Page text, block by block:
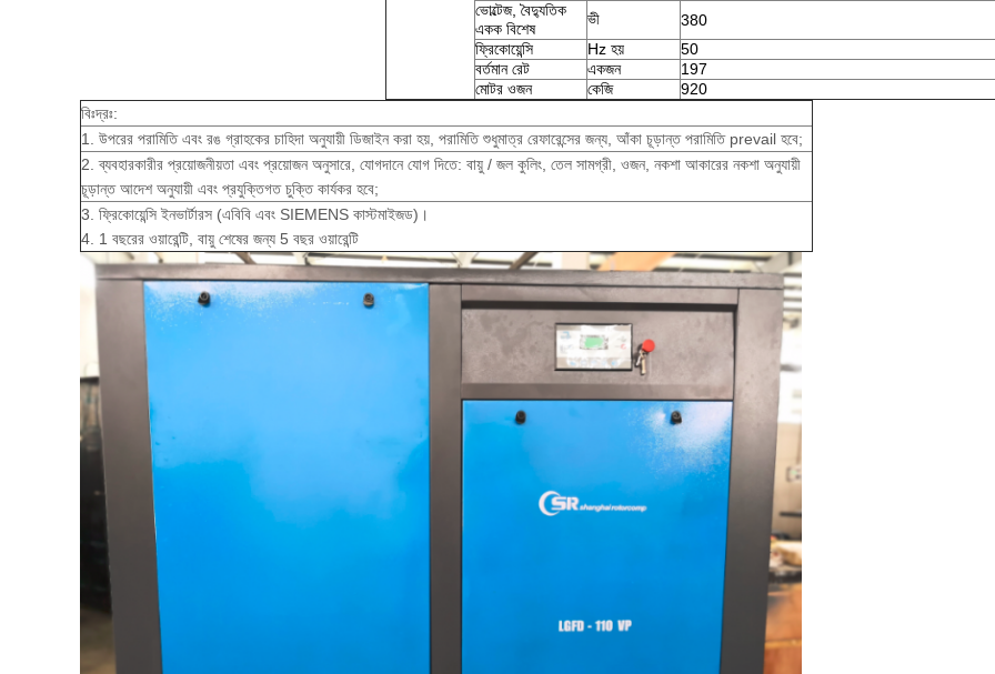
ভোল্টেজ, বৈদ্যুতিক
একক বিশেষ
ভী
380
ফ্রিকোয়েন্সি
Hz হয়
50
বর্তমান রেট
একজন
197
মোটর ওজন
কেজি
920
বিঃদ্রঃ:
1. উপরের পরামিতি এবং রঙ গ্রাহকের চাহিদা অনুযায়ী ডিজাইন করা হয়, পরামিতি শুধুমাত্র রেফারেন্সের জন্য, আঁকা চূড়ান্ত পরামিতি prevail হবে;
2. ব্যবহারকারীর প্রয়োজনীয়তা এবং প্রয়োজন অনুসারে, যোগদানে যোগ দিতে: বায়ু / জল কুলিং, তেল সামগ্রী, ওজন, নকশা আকারের নকশা অনুযায়ী
চূড়ান্ত আদেশ অনুযায়ী এবং প্রযুক্তিগত চুক্তি কার্যকর হবে;
3. ফ্রিকোয়েন্সি ইনভার্টারস (এবিবি এবং SIEMENS কাস্টমাইজড)।
4. 1 বছরের ওয়ারেন্টি, বায়ু শেষের জন্য 5 বছর ওয়ারেন্টি